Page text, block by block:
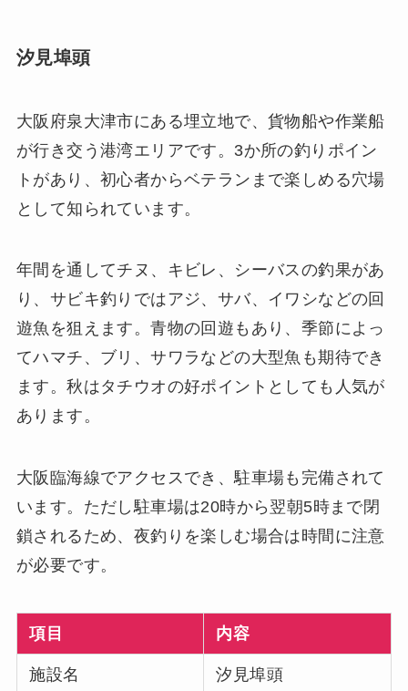
汐見埠頭
大阪府泉大津市にある埋立地で、貨物船や作業船
が行き交う港湾エリアです。3か所の釣りポイン
トがあり、初心者からベテランまで楽しめる穴場
として知られています。
年間を通してチヌ、キビレ、シーバスの釣果があ
り、サビキ釣りではアジ、サバ、イワシなどの回
遊魚を狙えます。青物の回遊もあり、季節によっ
てハマチ、ブリ、サワラなどの大型魚も期待でき
ます。秋はタチウオの好ポイントとしても人気が
あります。
大阪臨海線でアクセスでき、駐車場も完備されて
います。ただし駐車場は20時から翌朝5時まで閉
鎖されるため、夜釣りを楽しむ場合は時間に注意
が必要です。
項目 内容
施設名 汐見埠頭